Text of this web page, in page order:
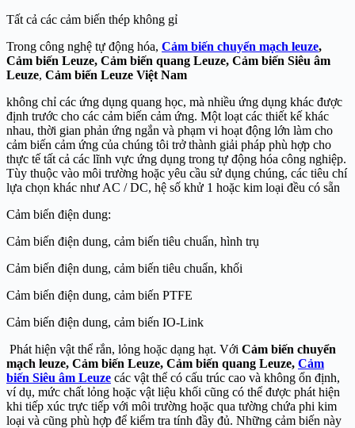
Tất cả các cảm biến thép không gỉ
Trong công nghệ tự động hóa, Cảm biến chuyển mạch leuze,
Cảm biến Leuze, Cảm biến quang Leuze, Cảm biến Siêu âm
Leuze, Cảm biến Leuze Việt Nam
không chỉ các ứng dụng quang học, mà nhiều ứng dụng khác được
định trước cho các cảm biến cảm ứng. Một loạt các thiết kế khác
nhau, thời gian phản ứng ngắn và phạm vi hoạt động lớn làm cho
cảm biến cảm ứng của chúng tôi trở thành giải pháp phù hợp cho
thực tế tất cả các lĩnh vực ứng dụng trong tự động hóa công nghiệp.
Tùy thuộc vào môi trường hoặc yêu cầu sử dụng chúng, các tiêu chí
lựa chọn khác như AC / DC, hệ số khử 1 hoặc kim loại đều có sẵn
Cảm biến điện dung:
Cảm biến điện dung, cảm biến tiêu chuẩn, hình trụ
Cảm biến điện dung, cảm biến tiêu chuẩn, khối
Cảm biến điện dung, cảm biến PTFE
Cảm biến điện dung, cảm biến IO-Link
Phát hiện vật thể rắn, lỏng hoặc dạng hạt. Với Cảm biến chuyển
mạch leuze, Cảm biến Leuze, Cảm biến quang Leuze, Cảm
biến Siêu âm Leuze các vật thể có cấu trúc cao và không ổn định,
ví dụ, mức chất lỏng hoặc vật liệu khối cũng có thể được phát hiện
khi tiếp xúc trực tiếp với môi trường hoặc qua tường chứa phi kim
loại và cũng phù hợp để kiểm tra tính đầy đủ. Những cảm biến này